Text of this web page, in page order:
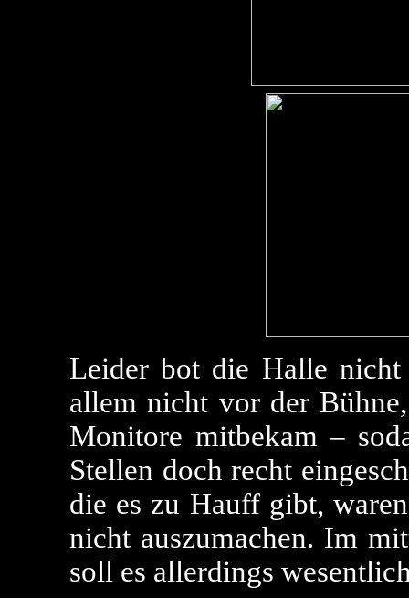
Leider bot die Halle
allem nicht vor der
Monitore mitbekam –
Stellen doch recht
die es zu Hauff gibt,
nicht auszumachen. Im
soll es allerdings